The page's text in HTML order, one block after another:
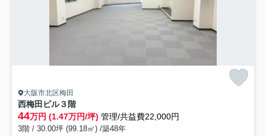
大阪市北区梅田
西梅田ビル３階
44万円 (1.47万円/坪) 管理/共益費22,000円
3階 / 30.00坪 (99.18㎡) /築48年